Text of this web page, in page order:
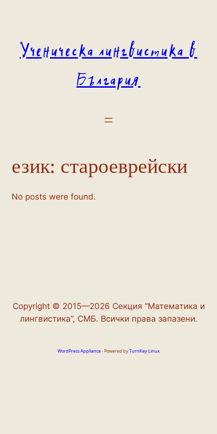
Ученическа лингвистика в
България
език: староеврейски
No posts were found.
Copyright © 2015—2026 Секция “Математика и
лингвистика”, СМБ. Всички права запазени.
WordPress Appliance- Powered byTurnKey Linux